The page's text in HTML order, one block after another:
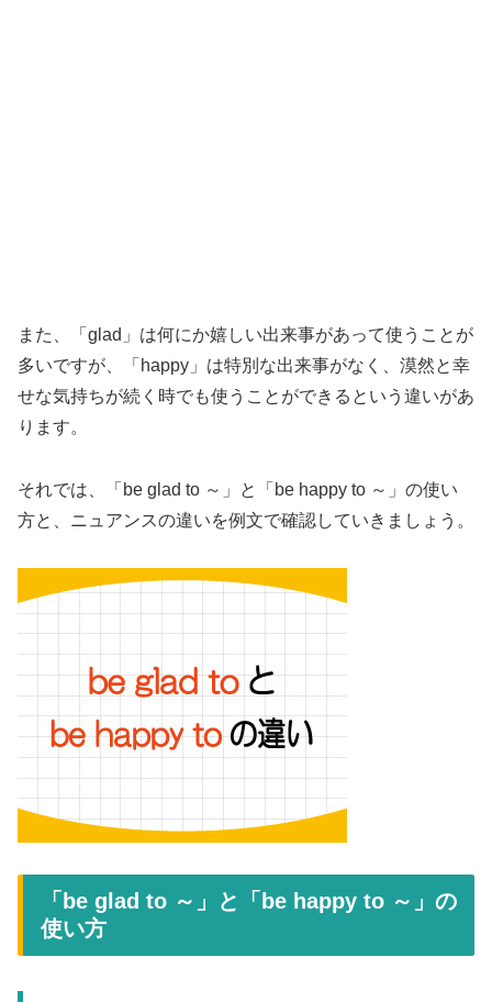
また、「glad」は何にか嬉しい出来事があって使うことが
多いですが、「happy」は特別な出来事がなく、漠然と幸
せな気持ちが続く時でも使うことができるという違いがあ
ります。
それでは、「be glad to ～」と「be happy to ～」の使い
方と、ニュアンスの違いを例文で確認していきましょう。
「be glad to ～」と「be happy to ～」の
使い方